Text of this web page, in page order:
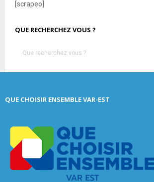
[scrapeo]
QUE RECHERCHEZ VOUS ?
h
QUE CHOISIR ENSEMBLE VAR-EST